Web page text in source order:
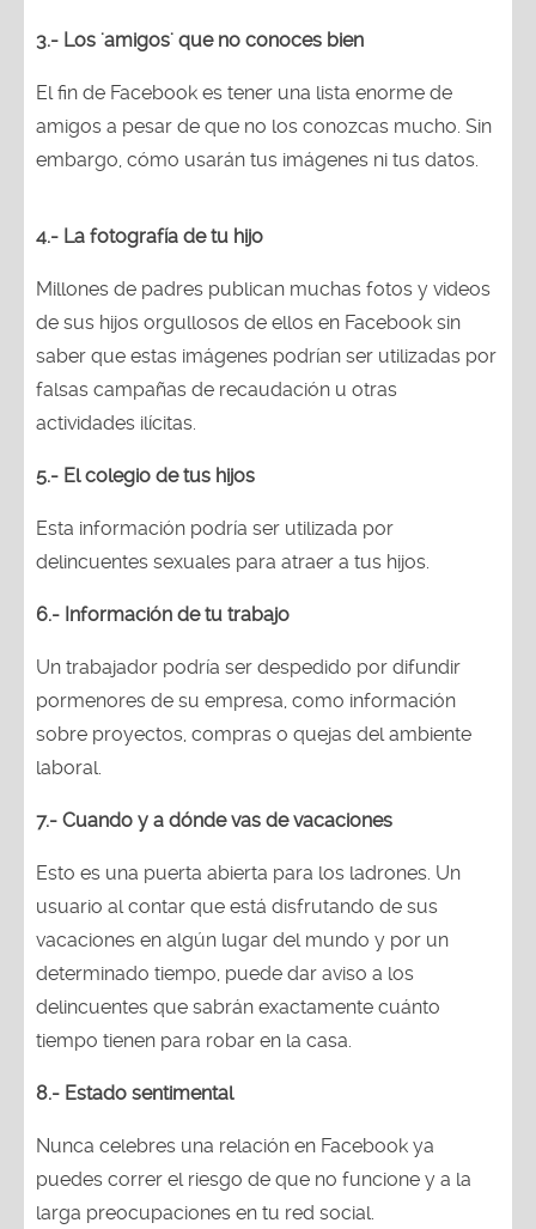
3.- Los 'amigos' que no conoces bien
El fin de Facebook es tener una lista enorme de
amigos a pesar de que no los conozcas mucho. Sin
embargo, cómo usarán tus imágenes ni tus datos.
4.- La fotografía de tu hijo
Millones de padres publican muchas fotos y videos
de sus hijos orgullosos de ellos en Facebook sin
saber que estas imágenes podrían ser utilizadas por
falsas campañas de recaudación u otras
actividades ilícitas.
5.- El colegio de tus hijos
Esta información podría ser utilizada por
delincuentes sexuales para atraer a tus hijos.
6.- Información de tu trabajo
Un trabajador podría ser despedido por difundir
pormenores de su empresa, como información
sobre proyectos, compras o quejas del ambiente
laboral.
7.- Cuando y a dónde vas de vacaciones
Esto es una puerta abierta para los ladrones. Un
usuario al contar que está disfrutando de sus
vacaciones en algún lugar del mundo y por un
determinado tiempo, puede dar aviso a los
delincuentes que sabrán exactamente cuánto
tiempo tienen para robar en la casa.
8.- Estado sentimental
Nunca celebres una relación en Facebook ya
puedes correr el riesgo de que no funcione y a la
larga preocupaciones en tu red social.